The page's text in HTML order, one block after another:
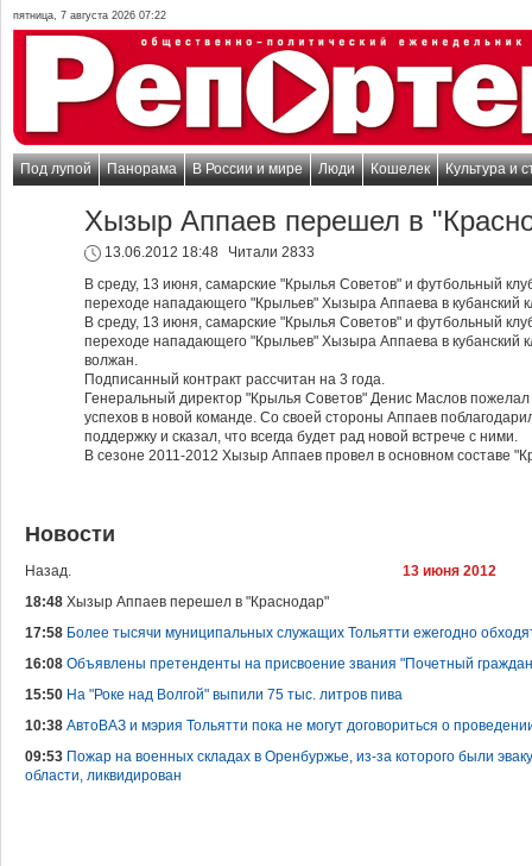
пятница, 7 августа 2026 07:22
Под лупой Панорама В России и мире Люди Кошелек Культура и
Хызыр Аппаев перешел в
13.06.2012 18:48
Читали 2833
В среду, 13 июня, самарские "Крылья Советов" и футбольный
переходе нападающего "Крыльев" Хызыра Аппаева в кубанский
В среду, 13 июня, самарские "Крылья Советов" и футбольный
переходе нападающего "Крыльев" Хызыра Аппаева в
волжан.
Подписанный контракт рассчитан на 3 года.
Генеральный директор "Крылья Советов" Денис Маслов
успехов в новой команде. Со своей стороны Аппаев
поддержку и сказал, что всегда будет рад новой встрече с ними.
В сезоне 2011-2012 Хызыр Аппаев провел в основном составе
Новости
Назад.
13 июня 2012
18:48 Хызыр Аппаев перешел в "Краснодар"
17:58 Более тысячи муниципальных служащих Тольятти ежегодно
16:08 Объявлены претенденты на присвоение звания "Почетный
15:50 На "Роке над Волгой" выпили 75 тыс. литров пива
10:38 АвтоВАЗ и мэрия Тольятти пока не могут договориться о
09:53 Пожар на военных складах в Оренбуржье, из-за которого были
области, ликвидирован